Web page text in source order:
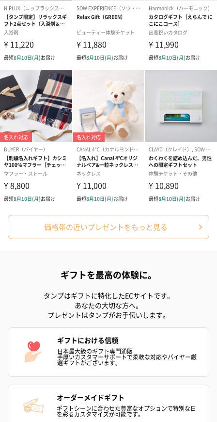
価格帯の近いプレゼントをもっと見る
ギフトを最高の体験に。
タンプはギフトに特化したECサイトです。
あなたの大切な方へ。
プレゼントはタンプがお手伝いします。
ギフトにおける信頼
日本最大級のギフト専門通販
手厚いカスタマーサポートで柔軟な対応やバイヤー厳
選ギフトがございます。
オーダーメイドギフト
ギフトシーンに合わせた豊富なオプションで特別な日
を彩るカスタマイズが可能です。